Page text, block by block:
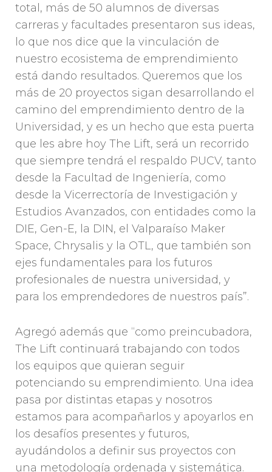
total, más de 50 alumnos de diversas
carreras y facultades presentaron sus ideas,
lo que nos dice que la vinculación de
nuestro ecosistema de emprendimiento
está dando resultados. Queremos que los
más de 20 proyectos sigan desarrollando el
camino del emprendimiento dentro de la
Universidad, y es un hecho que esta puerta
que les abre hoy The Lift, será un recorrido
que siempre tendrá el respaldo PUCV, tanto
desde la Facultad de Ingeniería, como
desde la Vicerrectoría de Investigación y
Estudios Avanzados, con entidades como la
DIE, Gen-E, la DIN, el Valparaíso Maker
Space, Chrysalis y la OTL, que también son
ejes fundamentales para los futuros
profesionales de nuestra universidad, y
para los emprendedores de nuestros país”.
Agregó además que “como preincubadora,
The Lift continuará trabajando con todos
los equipos que quieran seguir
potenciando su emprendimiento. Una idea
pasa por distintas etapas y nosotros
estamos para acompañarlos y apoyarlos en
los desafíos presentes y futuros,
ayudándolos a definir sus proyectos con
una metodología ordenada y sistemática.